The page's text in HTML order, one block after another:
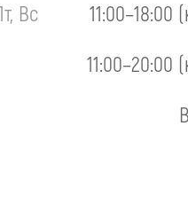
Вс
11:00–18:00
11:00–20:00